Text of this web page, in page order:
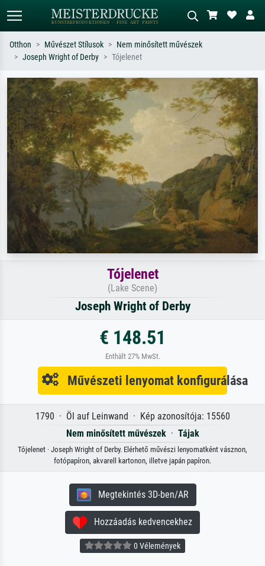
Keressen művész, műcím vagy stílus
szerint – pl. Monet, Csillagos éj,
impresszionizmus, Hokusai-hullám,
akt.
Írja le a jelenetet – pl. zöld rét, sok
piros absztrakt, sötét olajkép, álló akt
egy fa mellett.
Otthon Művészet Stílusok
Nem minősített művészek
Joseph Wright of Derby
Tójelenet
Tójelenet
(Lake Scene)
Joseph Wright of Derby
€ 148.51
Enthält 27% MwSt.
Művészeti lenyomat konfigurálása
1790 · Öl auf Leinwand · Kép azonosítója: 15560
Nem minősített művészek· Tájak
Tójelenet · Joseph Wright of Derby. Elérhető művészi lenyomatként vásznon,
fotópapíron, akvarell kartonon, illetve japán papíron.
Megtekintés 3D-ben/AR
Hozzáadás kedvencekhez
0 Vélemények